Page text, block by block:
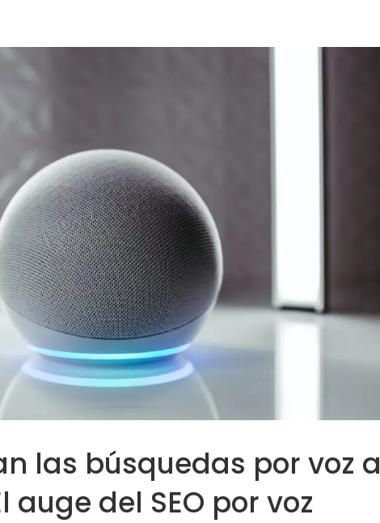
las búsquedas por voz a
auge del SEO por voz